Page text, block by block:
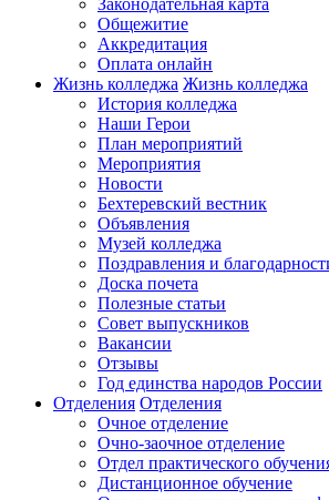
Законодательная карта
Общежитие
Аккредитация
Оплата онлайн
Жизнь колледжа Жизнь колледжа
История колледжа
Наши Герои
План мероприятий
Мероприятия
Новости
Бехтеревский вестник
Объявления
Музей колледжа
Поздравления и
Доска почета
Полезные статьи
Совет выпускников
Вакансии
Отзывы
Год единства народов России
Отделения Отделения
Очное отделение
Очно-заочное отделение
Отдел практического
Дистанционное обучение